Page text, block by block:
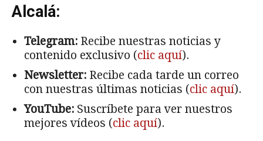
Alcalá:
Telegram: Recibe nuestras noticias y
contenido exclusivo (clic aquí).
Newsletter: Recibe cada tarde un correo
con nuestras últimas noticias (clic aquí).
YouTube: Suscríbete para ver nuestros
mejores vídeos (clic aquí).